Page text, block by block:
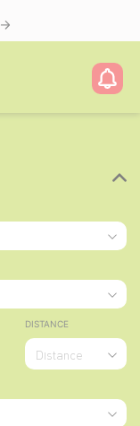
DISTANCE
Distance